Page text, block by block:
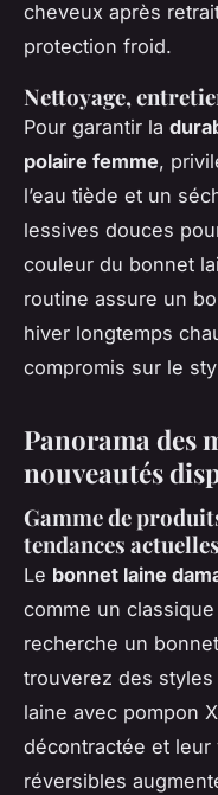
cheveux après
protection froid.
Nettoyage,
Pour garantir la
polaire femme,
l’eau tiède et un
lessives douces
couleur du bonnet
routine assure un
hiver longtemps
compromis sur le
Panorama des
nouveautés
Gamme de
tendances actuelles
Le bonnet laine
comme un
recherche un
trouverez des
laine avec pompon
décontractée et leur
réversibles